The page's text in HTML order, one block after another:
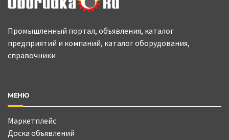
Промышленный портал, объявления, каталог
предприятий и компаний, каталог оборудования,
справочники
МЕНЮ
Маркетплейс
Доска объявлений